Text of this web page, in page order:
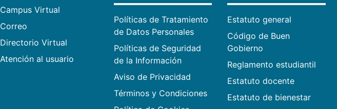
Campus Virtual
Correo
Directorio Virtual
Atención al usuario
Políticas de Tratamiento
de Datos Personales
Políticas de Seguridad
de la Información
Aviso de Privacidad
Términos y Condiciones
Estatuto general
Código de Buen
Gobierno
Reglamento estudiantil
Estatuto docente
Estatuto de bienestar